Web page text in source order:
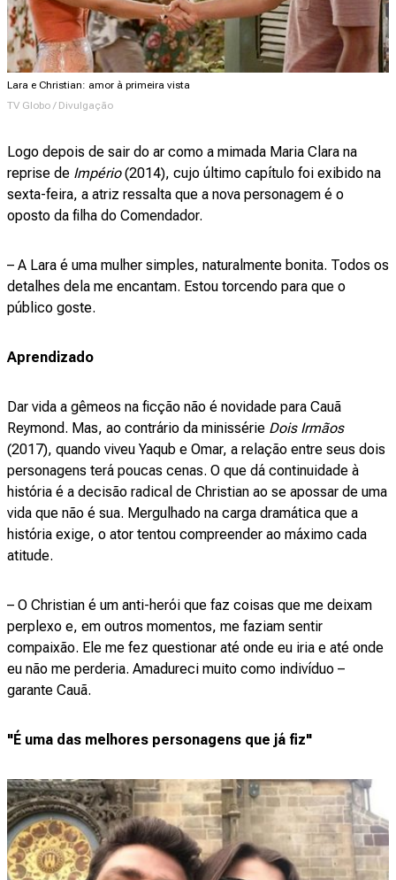
Lara e Christian: amor à primeira vista
TV Globo / Divulgação
Logo depois de sair do ar como a mimada Maria Clara na
reprise de Império(2014), cujo último capítulo foi exibido na
sexta-feira, a atriz ressalta que a nova personagem é o
oposto da filha do Comendador.
– A Lara é uma mulher simples, naturalmente bonita. Todos os
detalhes dela me encantam. Estou torcendo para que o
público goste.
Aprendizado
Dar vida a gêmeos na ficção não é novidade para Cauã
Reymond. Mas, ao contrário da minissérie Dois Irmãos
(2017), quando viveu Yaqub e Omar, a relação entre seus dois
personagens terá poucas cenas. O que dá continuidade à
história é a decisão radical de Christian ao se apossar de uma
vida que não é sua. Mergulhado na carga dramática que a
história exige, o ator tentou compreender ao máximo cada
atitude.
– O Christian é um anti-herói que faz coisas que me deixam
perplexo e, em outros momentos, me faziam sentir
compaixão. Ele me fez questionar até onde eu iria e até onde
eu não me perderia. Amadureci muito como indivíduo –
garante Cauã.
"É uma das melhores personagens que já fiz"